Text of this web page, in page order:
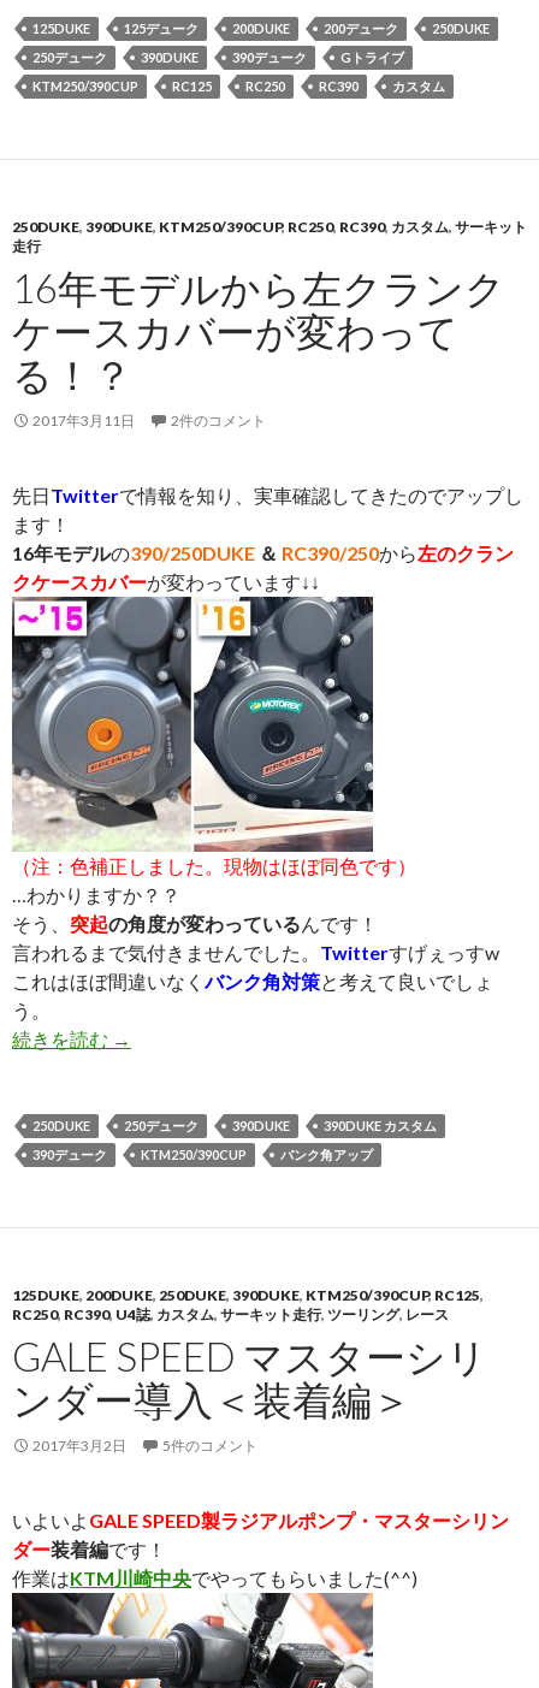
125DUKE 125デューク 200DUKE 200デューク
250DUKE
250デューク
390DUKE 390デューク
Gトライブ
KTM250/390CUP
RC125 RC250 RC390 カスタム
250DUKE, 390DUKE, KTM250/390CUP, RC250, RC390, カスタム, サーキット
走行
16年モデルから左クランク
ケースカバーが変わって
る！？
2017年3月11日 2件のコメント
先日Twitterで情報を知り、実車確認してきたのでアップし
ます！
16年モデルの390/250DUKE ＆ RC390/250から左のクラン
クケースカバーが変わっています↓↓
（注：色補正しました。現物はほぼ同色です）
…わかりますか？？
そう、 突起の角度が変わっているんです！
言われるまで気付きませんでした。 Twitterすげぇっすw
これはほぼ間違いなく バンク角対策と考えて良いでしょ
う。
続きを読む 16年モデルから左クランクケースカバーが変わ
→
250DUKE 250デューク 390DUKE
390DUKE カスタム
390デューク
KTM250/390CUP バンク角アップ
125DUKE, 200DUKE, 250DUKE, 390DUKE, KTM250/390CUP, RC125,
RC250, RC390, U4誌, カスタム, サーキット走行, ツーリング, レース
GALE SPEED マスターシリ
ンダー導入＜装着編＞
2017年3月2日 5件のコメント
いよいよ GALE SPEED製ラジアルポンプ・マスターシリン
ダー装着編です！
作業はKTM川崎中央でやってもらいました(^^)